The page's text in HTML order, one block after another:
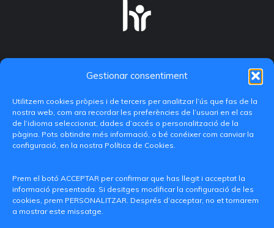
Gestionar consentiment
Utilitzem cookies pròpies i de tercers per analitzar l’ús que fas de la
nostra web, com ara recordar les preferències de l’usuari en el cas
de l’idioma seleccionat, dades d’accés o personalització de la
pàgina. Pots obtindre més informació, o bé conéixer com canviar la
configuració, en la nostra Política de Cookies.
Prem el botó ACCEPTAR per confirmar que has llegit i acceptat la
informació presentada. Si desitges modificar la configuració de les
cookies, prem PERSONALITZAR. Després d’acceptar, no et tornarem
a mostrar este missatge.
C/ Paranimf, 1 - 46730 Grau de Gandia
+34 962849333